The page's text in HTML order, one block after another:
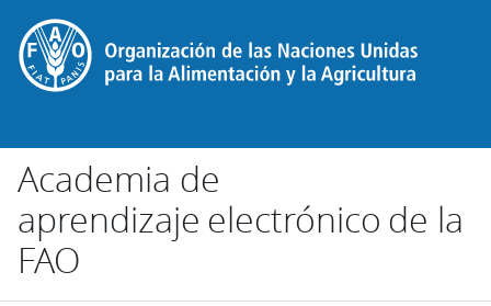
Salta al contenido principal
Academia de
aprendizaje electrónico de la
FAO